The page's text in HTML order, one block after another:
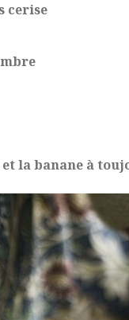
cerise
la banane à